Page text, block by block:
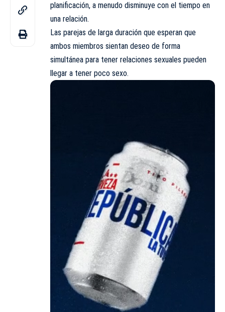
planificación, a menudo disminuye con el tiempo en
una relación.
Las parejas de larga duración que esperan que
ambos miembros sientan deseo de forma
simultánea para tener relaciones sexuales pueden
llegar a tener poco sexo.